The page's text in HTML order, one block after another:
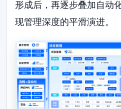
形成后，再逐步叠加自动
现管理深度的平滑演进。